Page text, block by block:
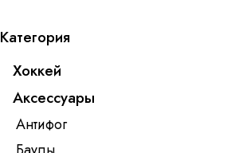
Категория
Хоккей
Аксессуары
Антифог